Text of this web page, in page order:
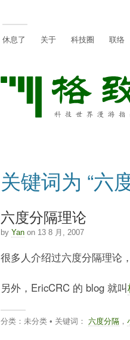
休息了 关于 科技圈 联络
关键词为 “六
六度分隔理论
by Yanon 13 8 月, 2007
很多人介绍过六度分隔理论，
另外，EricCRC 的 blog 就叫
分类：未分类 • 关键词： 六度分隔，